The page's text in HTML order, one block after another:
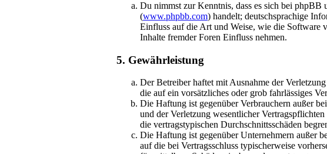
Du nimmst zur Kenntnis, dass es sich bei phpBB
(www.phpbb.com) handelt; deutschsprachige
Einfluss auf die Art und Weise, wie die Software
Inhalte fremder Foren Einfluss nehmen.
5. Gewährleistung
Der Betreiber haftet mit Ausnahme der
die auf ein vorsätzliches oder grob fahrlässiges
Die Haftung ist gegenüber Verbrauchern außer
und der Verletzung wesentlicher
die vertragstypischen Durchschnittsschäden
Die Haftung ist gegenüber Unternehmern außer
auf die bei Vertragsschluss typischerweise